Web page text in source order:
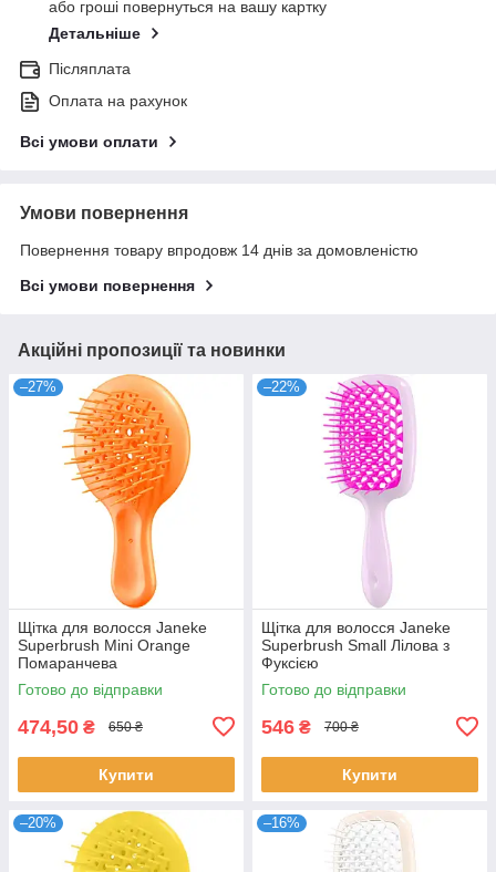
або гроші повернуться на вашу картку
Детальніше
Післяплата
Оплата на рахунок
Всі умови оплати
Умови повернення
Повернення товару впродовж 14 днів за домовленістю
Всі умови повернення
Акційні пропозиції та новинки
–27%
Щітка для волосся Janeke
Superbrush Mini Orange
Помаранчева
Готово до відправки
474,50 ₴ 650 ₴
Купити
–22%
Щітка для волосся Janeke
Superbrush Small Лілова з
Фуксією
Готово до відправки
546 ₴ 700 ₴
Купити
–20% –16%